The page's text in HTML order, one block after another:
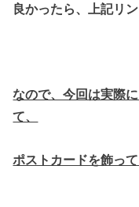
良かったら、上記リ
なので、今回は実際
て、
ポストカードを飾って